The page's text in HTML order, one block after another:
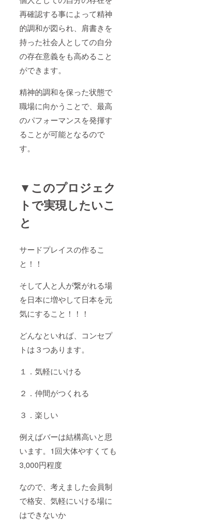
再確認する事によって精神
的調和が図られ、肩書きを
持った社会人としての自分
の存在意義をも高めること
ができます。
精神的調和を保った状態で
職場に向かうことで、最高
のパフォーマンスを発揮す
ることが可能となるので
す。
▼このプロジェク
トで実現したいこ
と
サードプレイスの作るこ
と！！
そして人と人が繋がれる場
を日本に増やして日本を元
気にすること！！！
どんなといれば、コンセプ
トは３つあります。
１．気軽にいける
２．仲間がつくれる
３．楽しい
例えばバーは結構高いと思
います。1回大体やすくても
3,000円程度
なので、考えました会員制
で格安、気軽にいける場に
はできないか